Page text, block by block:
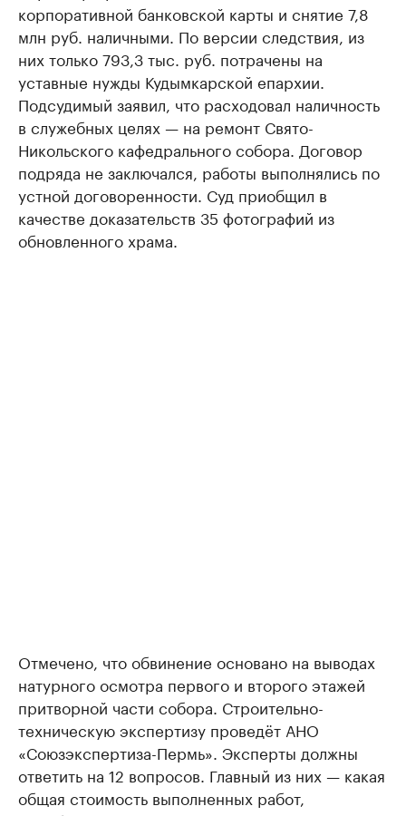
корпоративной банковской карты и снятие 7,8
млн руб. наличными. По версии следствия, из
них только 793,3 тыс. руб. потрачены на
уставные нужды Кудымкарской епархии.
Подсудимый заявил, что расходовал наличность
в служебных целях — на ремонт Свято-
Никольского кафедрального собора. Договор
подряда не заключался, работы выполнялись по
устной договоренности. Суд приобщил в
качестве доказательств 35 фотографий из
обновленного храма.
Отмечено, что обвинение основано на выводах
натурного осмотра первого и второго этажей
притворной части собора. Строительно-
техническую экспертизу проведёт АНО
«Союзэкспертиза-Пермь». Эксперты должны
ответить на 12 вопросов. Главный из них — какая
общая стоимость выполненных работ,